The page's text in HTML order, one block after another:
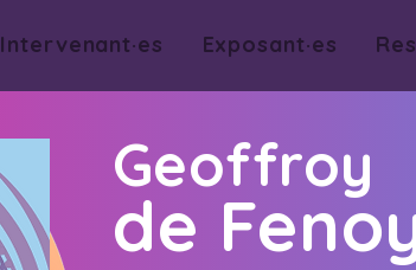
Intervenant·es Exposant·es
Geoffroy
de